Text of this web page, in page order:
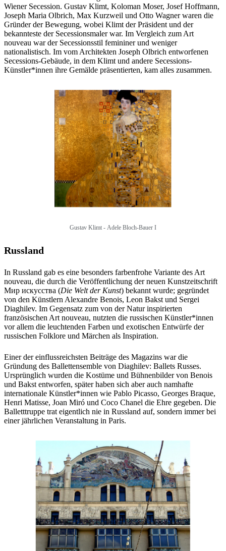
Wiener Secession. Gustav Klimt, Koloman Moser, Josef Hoffmann,
Joseph Maria Olbrich, Max Kurzweil und Otto Wagner waren die
Gründer der Bewegung, wobei Klimt der Präsident und der
bekannteste der Secessionsmaler war. Im Vergleich zum Art
nouveau war der Secessionsstil femininer und weniger
nationalistisch. Im vom Architekten Joseph Olbrich entworfenen
Secessions-Gebäude, in dem Klimt und andere Secessions-
Künstler*innen ihre Gemälde präsentierten, kam alles zusammen.
Gustav Klimt - Adele Bloch-Bauer I
Russland
In Russland gab es eine besonders farbenfrohe Variante des Art
nouveau, die durch die Veröffentlichung der neuen Kunstzeitschrift
Мир искусства (Die Welt der Kunst) bekannt wurde; gegründet
von den Künstlern Alexandre Benois, Leon Bakst und Sergei
Diaghilev. Im Gegensatz zum von der Natur inspirierten
französischen Art nouveau, nutzten die russischen Künstler*innen
vor allem die leuchtenden Farben und exotischen Entwürfe der
russischen Folklore und Märchen als Inspiration.
Einer der einflussreichsten Beiträge des Magazins war die
Gründung des Ballettensemble von Diaghilev: Ballets Russes.
Ursprünglich wurden die Kostüme und Bühnenbilder von Benois
und Bakst entworfen, später haben sich aber auch namhafte
internationale Künstler*innen wie Pablo Picasso, Georges Braque,
Henri Matisse, Joan Miró und Coco Chanel die Ehre gegeben. Die
Balletttruppe trat eigentlich nie in Russland auf, sondern immer bei
einer jährlichen Veranstaltung in Paris.